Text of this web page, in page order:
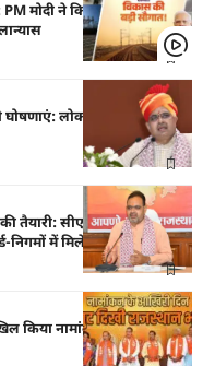
मोदी ने किया पचपदरा
लोकतंत्र सेनानियों का
तैयारी: सीएम भजनलाल और
निगमों में मिलेगी जगह
किया नामांकन, वसुंधरा-